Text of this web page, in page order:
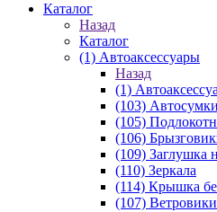
Каталог
Назад
Каталог
(1) Автоаксессуары
Назад
(1)
(103)
(105)
(106)
(109) Заглушка
(110) Зеркала
(114) Крышка
(107) Ветровики